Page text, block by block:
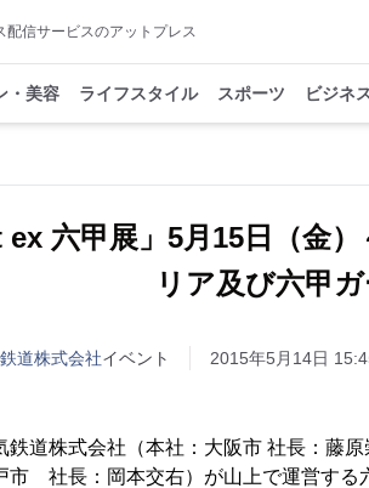
配信サービスのアットプレス
・美容 ライフスタイル スポーツ ビジネ
ex 六甲展」5月15日（金
リア及び六甲
道株式会社イベント 2015年5月14日
鉄道株式会社（本社：大阪市 社長：藤
市 社長：岡本交右）が山上で運営する